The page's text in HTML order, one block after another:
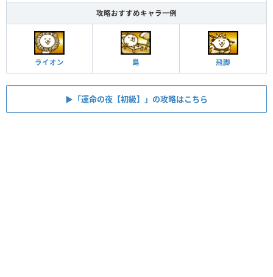
攻略おすすめキャラ一例
ライオン 島 飛脚
▶︎「運命の夜【初級】」の攻略はこちら